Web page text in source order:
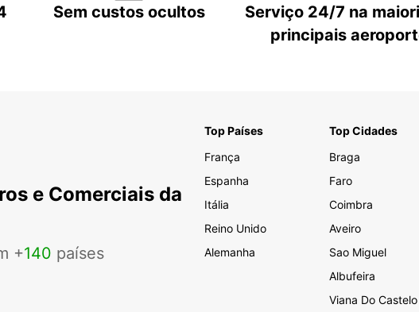
Sem custos ocultos
Serviço 24/7 na
principais
e Comerciais da
+140 países
Top Países
França
Espanha
Itália
Reino Unido
Alemanha
Top Cidades
Braga
Faro
Coimbra
Aveiro
Sao Miguel
Albufeira
Viana Do Castelo